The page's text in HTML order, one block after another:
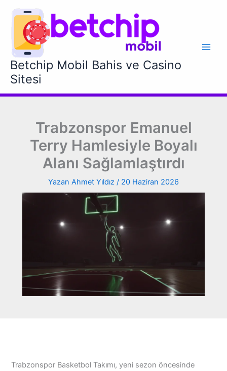
Betchip Mobil Bahis ve Casino
Sitesi
Trabzonspor Emanuel
Terry Hamlesiyle Boyalı
Alanı Sağlamlaştırdı
Yazan Ahmet Yıldız / 20 Haziran 2026
Trabzonspor Basketbol Takımı, yeni sezon öncesinde